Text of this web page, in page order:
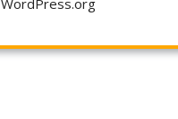
WordPress.org